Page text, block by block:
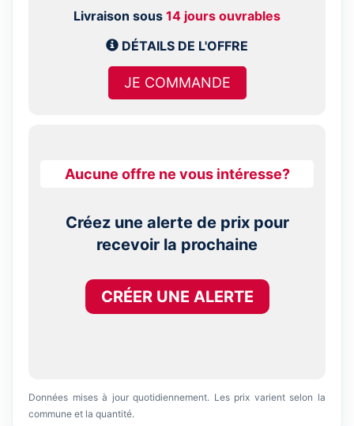
Livraison sous 14 jours ouvrables
DÉTAILS DE L'OFFRE
JE COMMANDE
Aucune offre ne vous intéresse?
Créez une alerte de prix pour
recevoir la prochaine
CRÉER UNE ALERTE
Données mises à jour quotidiennement. Les prix varient selon la
commune et la quantité.